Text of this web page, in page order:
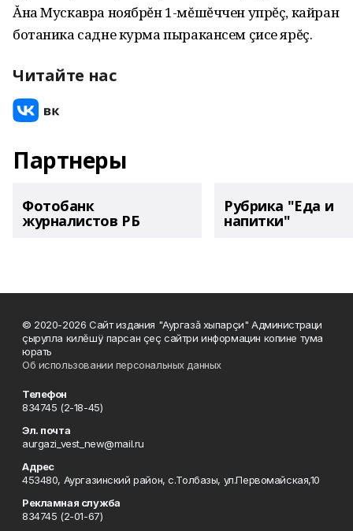
Ăна Мускавра ноябрĕн 1-мĕшĕччен упрĕç, кайран
ботаника садне курма пыракансем çисе ярĕç.
Читайте нас
Партнеры
Фотобанк
журналистов РБ
Рубрика "Еда и
напитки"
© 2020-2026 Сайт издания "Аургазă хыпарçи" Администраци
çырулла килĕшÿ парсан çеç сайтри информацин копине тума
юрать
Об использовании персональных данных
Телефон
834745 (2-18-45)
Эл. почта
aurgazi_vest_new@mail.ru
Адрес
453480, Аургазинский район, с.Толбазы, ул.Первомайская,10
Рекламная служба
834745 (2-01-67)